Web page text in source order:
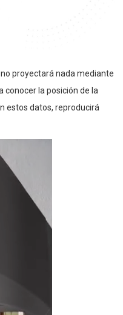
no proyectará nada mediante
conocer la posición de la
estos datos, reproducirá